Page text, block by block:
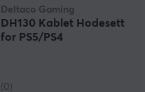
Deltaco Gaming
DH130 Kablet Hodesett
for PS5/PS4
(0)